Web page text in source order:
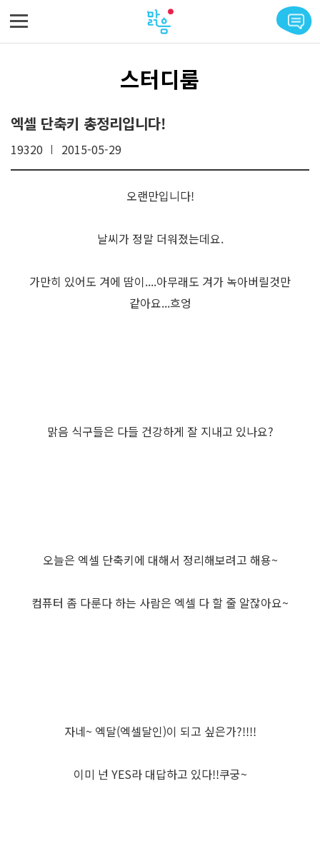
스터디룸
엑셀 단축키 총정리입니다!
19320 2015-05-29
오랜만입니다!
날씨가 정말 더워졌는데요.
가만히 있어도 겨에 땀이....아무래도 겨가 녹아버릴것만
같아요...흐엉
맑음 식구들은 다들 건강하게 잘 지내고 있나요?
오늘은 엑셀 단축키에 대해서 정리해보려고 해용~
컴퓨터 좀 다룬다 하는 사람은 엑셀 다 할 줄 알잖아요~
자네~ 엑달(엑셀달인)이 되고 싶은가?!!!!
이미 넌 YES라 대답하고 있다!!쿠궁~